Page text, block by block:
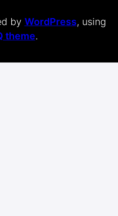
by WordPress, using
theme.